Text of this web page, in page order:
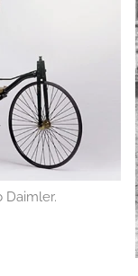
Daimler.